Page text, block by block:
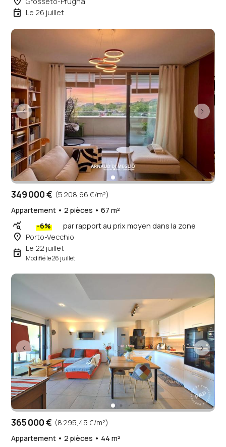
event Le 26 juillet
349 000 € (5 208,96 €/m²)
Appartement • 2 pièces • 67 m²
query_stats -6% par rapport au prix moyen dans la zone
place Porto-Vecchio
event Le 22 juillet
Modifié le 26 juillet
365 000 € (8 295,45 €/m²)
Appartement • 2 pièces • 44 m²